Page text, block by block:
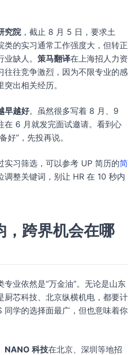
究院，截止 8 月 5 日，要求土
类的实习通常工作强度大，但转正
缺人。 策马翻译在上海招人力资
往往竞争激烈，因为不限专业的感
出相关经历。
早越好。虽然很多写着 8 月、9
在 6 月就发完面试邀请。看到心
好”，先投再说。
实习筛选，可以参考 UP 简历的简
调整关键词，别让 HR 在 10 秒内
，跨界机会在哪
业依然是“万金油”。无论是山东
厨芯科技、北京纵横机电，都要计
同学的选择面最广，但也意味着你
NANO 科技在北京、深圳等地招